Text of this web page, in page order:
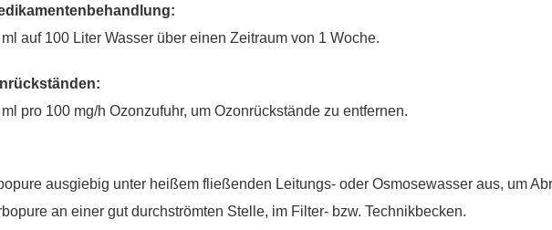
auf 100 Liter Wasser über einen Zeitraum von 1 Woche.
pro 100 mg/h Ozonzufuhr, um Ozonrückstände zu entfernen.
ausgiebig unter heißem fließenden Leitungs- oder Osmosewasser aus, um
an einer gut durchströmten Stelle, im Filter- bzw. Technikbecken.